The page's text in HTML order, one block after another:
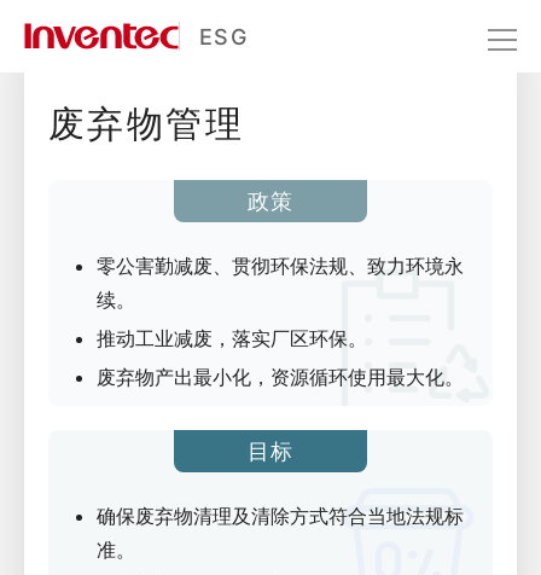
ESG
降低环境冲击
永续环境 环境责任
废弃物管理
政策
零公害勤减废、贯彻环保法规、致力环境永
续。
推动工业减废，落实厂区环保。
废弃物产出最小化，资源循环使用最大化。
目标
确保废弃物清理及清除方式符合当地法规标
准。